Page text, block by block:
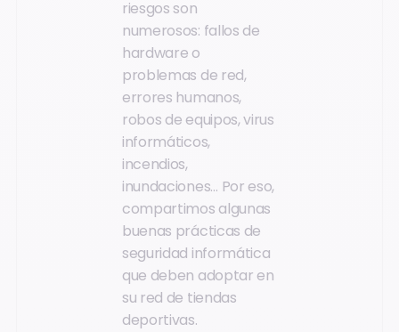
riesgos son
numerosos: fallos de
hardware o
problemas de red,
errores humanos,
robos de equipos, virus
informáticos,
incendios,
inundaciones… Por eso,
compartimos algunas
buenas prácticas de
seguridad informática
que deben adoptar en
su red de tiendas
deportivas.